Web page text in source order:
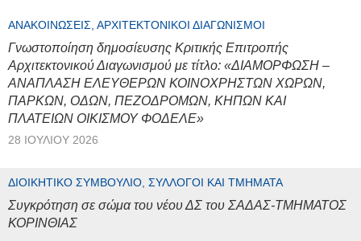
ΑΝΑΚΟΙΝΏΣΕΙΣ, ΑΡΧΙΤΕΚΤΟΝΙΚΟΊ ΔΙΑΓΩΝΙΣΜΟΊ
Γνωστοποίηση δημοσίευσης Κριτικής Επιτροπής
Αρχιτεκτονικού Διαγωνισμού με τίτλο: «ΔΙΑΜΟΡΦΩΣΗ –
ΑΝΑΠΛΑΣΗ ΕΛΕΥΘΕΡΩΝ ΚΟΙΝΟΧΡΗΣΤΩΝ ΧΩΡΩΝ,
ΠΑΡΚΩΝ, ΟΔΩΝ, ΠΕΖΟΔΡΟΜΩΝ, ΚΗΠΩΝ ΚΑΙ
ΠΛΑΤΕΙΩΝ ΟΙΚΙΣΜΟΥ ΦΟΔΕΛΕ»
28 ΙΟΥΛΊΟΥ 2026
ΔΙΟΙΚΗΤΙΚΌ ΣΥΜΒΟΎΛΙΟ, ΣΎΛΛΟΓΟΙ ΚΑΙ ΤΜΉΜΑΤΑ
Συγκρότηση σε σώμα του νέου ΔΣ του ΣΑΔΑΣ-ΤΜΗΜΑΤΟΣ
ΚΟΡΙΝΘΙΑΣ